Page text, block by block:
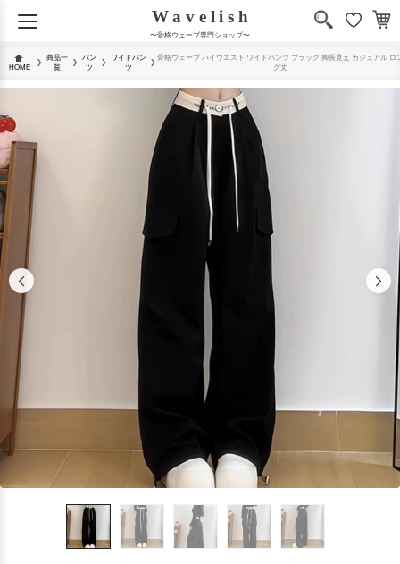
〜骨格ウェーブ専門ショップ〜
HOME
商品一
覧
パン
ツ
ワイドパン
ツ
骨格ウェーブ ハイウエスト ワイドパンツ ブラック 脚長見え カジュアル ロ
グ丈